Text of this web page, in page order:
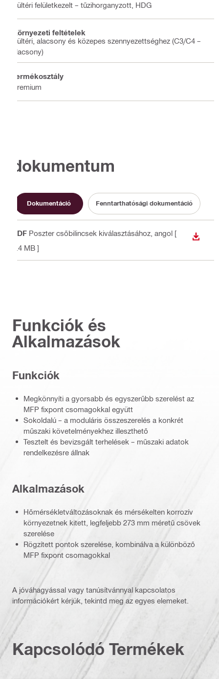
Kültéri felületkezelt – tűzihorganyzott, HDG
Környezeti feltételek
Kültéri, alacsony és közepes szennyezettséghez (C3/C4 –
alacsony)
Termékosztály
Premium
dokumentum
Dokumentáció Fenntarthatósági dokumentáció
PDF Poszter csőbilincsek kiválasztásához , angol [
1.4 MB ]
Funkciók és
Alkalmazások
Funkciók
Megkönnyíti a gyorsabb és egyszerűbb szerelést az
MFP fixpont csomagokkal együtt
Sokoldalú – a moduláris összeszerelés a konkrét
műszaki követelményekhez illeszthető
Tesztelt és bevizsgált terhelések – műszaki adatok
rendelkezésre állnak
Alkalmazások
Hőmérsékletváltozásoknak és mérsékelten korrozív
környezetnek kitett, legfeljebb 273 mm méretű csövek
szerelése
Rögzített pontok szerelése, kombinálva a különböző
MFP fixpont csomagokkal
A jóváhagyással vagy tanúsítvánnyal kapcsolatos
információkért kérjük, tekintd meg az egyes elemeket.
Kapcsolódó Termékek